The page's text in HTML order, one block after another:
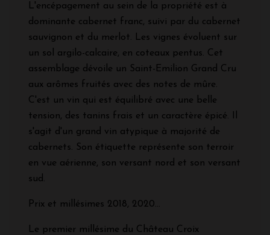
L'encépagement au sein de la propriété est à
dominante cabernet franc, suivi par du cabernet
sauvignon et du merlot. Les vignes évoluent sur
un sol argilo-calcaire, en coteaux pentus. Cet
assemblage dévoile un Saint-Emilion Grand Cru
aux arômes fruités avec des notes de mûre.
C'est un vin qui est équilibré avec une belle
tension, des tanins frais et un caractère épicé. Il
s'agit d'un grand vin atypique à majorité de
cabernets. Son étiquette représente son terroir
en vue aérienne, son versant nord et son versant
sud.
Prix et millésimes 2018, 2020...
Le premier millésime du Château Croix